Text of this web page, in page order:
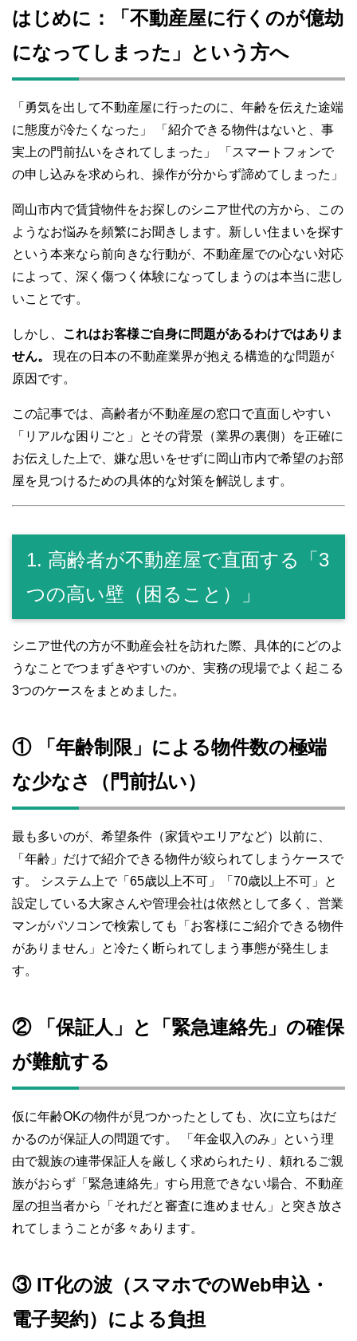
c
e
b
o
o
k
tt
er
ail C
h
at
m
bl
r
p
e
はじめに：「不動産屋に行くのが億劫
になってしまった」という方へ
「勇気を出して不動産屋に行ったのに、年齢を伝えた途端
に態度が冷たくなった」 「紹介できる物件はないと、事
実上の門前払いをされてしまった」 「スマートフォンで
の申し込みを求められ、操作が分からず諦めてしまった」
岡山市内で賃貸物件をお探しのシニア世代の方から、この
ようなお悩みを頻繁にお聞きします。新しい住まいを探す
という本来なら前向きな行動が、不動産屋での心ない対応
によって、深く傷つく体験になってしまうのは本当に悲し
いことです。
しかし、 これはお客様ご自身に問題があるわけではありま
せん。
現在の日本の不動産業界が抱える構造的な問題が
原因です。
この記事では、高齢者が不動産屋の窓口で直面しやすい
「リアルな困りごと」とその背景（業界の裏側）を正確に
お伝えした上で、嫌な思いをせずに岡山市内で希望のお部
屋を見つけるための具体的な対策を解説します。
1. 高齢者が不動産屋で直面する「3
つの高い壁（困ること）」
シニア世代の方が不動産会社を訪れた際、具体的にどのよ
うなことでつまずきやすいのか、実務の現場でよく起こる
3つのケースをまとめました。
① 「年齢制限」による物件数の極端
な少なさ（門前払い）
最も多いのが、希望条件（家賃やエリアなど）以前に、
「年齢」だけで紹介できる物件が絞られてしまうケースで
す。 システム上で「65歳以上不可」「70歳以上不可」と
設定している大家さんや管理会社は依然として多く、営業
マンがパソコンで検索しても「お客様にご紹介できる物件
がありません」と冷たく断られてしまう事態が発生しま
す。
② 「保証人」と「緊急連絡先」の確保
が難航する
仮に年齢OKの物件が見つかったとしても、次に立ちはだ
かるのが保証人の問題です。 「年金収入のみ」という理
由で親族の連帯保証人を厳しく求められたり、頼れるご親
族がおらず「緊急連絡先」すら用意できない場合、不動産
屋の担当者から「それだと審査に進めません」と突き放さ
れてしまうことが多々あります。
③ IT化の波（スマホでのWeb申込・
電子契約）による負担